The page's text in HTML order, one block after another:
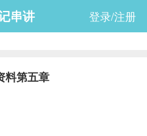
串讲 登录/注册
料第五章